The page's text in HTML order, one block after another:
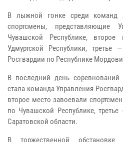
В лыжной гонке среди команд
спортсмены, представляющие
Чувашской Республике,
Удмуртской Республики, третье
Росгвардии по Республике
В последний день
стала команда Управления
второе место завоевали
по Чувашской Республике,
Саратовской области.
В торжественной